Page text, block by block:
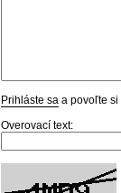
Prihláste sa a povoľte si
Overovací text: